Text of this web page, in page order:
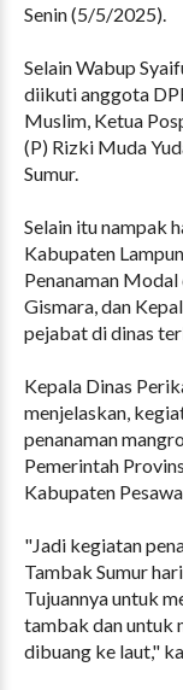
Senin (5/5/2025).
Selain Wabup
diikuti anggota
Muslim, Ketua
(P) Rizki Muda
Sumur.
Selain itu nampak
Kabupaten
Penanaman Modal
Gismara, dan
pejabat di dinas
Kepala Dinas
menjelaskan,
penanaman
Pemerintah
Kabupaten
"Jadi kegiatan
Tambak Sumur
Tujuannya untuk
tambak dan untuk
dibuang ke laut,"